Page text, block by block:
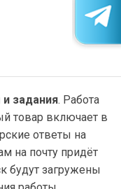
задания. Работа
товар включает в
ответы на
на почту придёт
будут загружены